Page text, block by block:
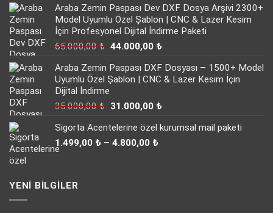
Araba Zemin Paspası Dev DXF Dosya Arşivi 2300+
Model Uyumlu Özel Şablon | CNC & Lazer Kesim
İçin Profesyonel Dijital İndirme Paketi
65.000,00₺ Orijinal
65.000,00 ₺.
44.000,00 ₺Şu
fiyat:
44.000,00 ₺.
Araba Zemin Paspası DXF Dosyası – 1500+ Model
Uyumlu Özel Şablon | CNC & Lazer Kesim İçin
Dijital İndirme
35.000,00₺ Orijinal
35.000,00 ₺.
31.000,00 ₺Şu
fiyat:
Sigorta Acentelerine özel kurumsal mail paketi
1.499,00 ₺ – 4.800,00 ₺
YENI BILGILER